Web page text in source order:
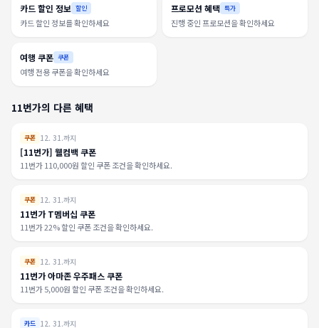
카드 할인 정보 할인
카드 할인 정보를 확인하세요
프로모션 혜택 특가
진행 중인 프로모션을 확인하세요
여행 쿠폰 쿠폰
여행 전용 쿠폰을 확인하세요
11번가의 다른 혜택
쿠폰 12. 31.까지
[11번가] 웰컴백 쿠폰
11번가 110,000원 할인 쿠폰 조건을 확인하세요.
쿠폰 12. 31.까지
11번가 T멤버십 쿠폰
11번가 22% 할인 쿠폰 조건을 확인하세요.
쿠폰 12. 31.까지
11번가 아마존 우주패스 쿠폰
11번가 5,000원 할인 쿠폰 조건을 확인하세요.
카드 12. 31.까지